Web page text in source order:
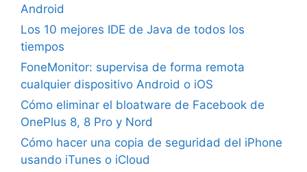
Android
Los 10 mejores IDE de Java de todos los
tiempos
FoneMonitor: supervisa de forma remota
cualquier dispositivo Android o iOS
Cómo eliminar el bloatware de Facebook de
OnePlus 8, 8 Pro y Nord
Cómo hacer una copia de seguridad del iPhone
usando iTunes o iCloud